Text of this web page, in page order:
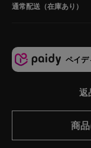
通常配送（在庫あり）
ペイデ
返
商